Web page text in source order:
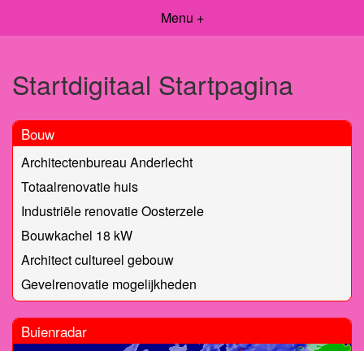
Menu +
Startdigitaal Startpagina
Bouw
Architectenbureau Anderlecht
Totaalrenovatie huis
Industriële renovatie Oosterzele
Bouwkachel 18 kW
Architect cultureel gebouw
Gevelrenovatie mogelijkheden
Buienradar